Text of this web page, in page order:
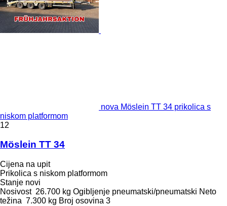
nova Möslein TT 34 prikolica s
niskom platformom
12
Möslein TT 34
Cijena na upit
Prikolica s niskom platformom
Stanje novi
Nosivost 26.700 kg Ogibljenje pneumatski/pneumatski Neto
težina 7.300 kg Broj osovina 3